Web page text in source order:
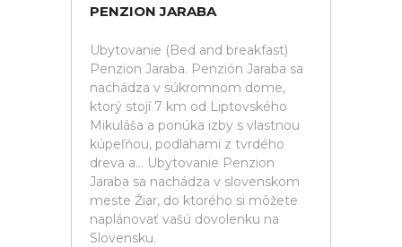
PENZION JARABA
Ubytovanie (Bed and breakfast)
Penzion Jaraba. Penzión Jaraba sa
nachádza v súkromnom dome,
ktorý stojí 7 km od Liptovského
Mikuláša a ponúka izby s vlastnou
kúpeľňou, podlahami z tvrdého
dreva a... Ubytovanie Penzion
Jaraba sa nachádza v slovenskom
meste Žiar, do ktorého si môžete
naplánovať vašú dovolenku na
Slovensku.